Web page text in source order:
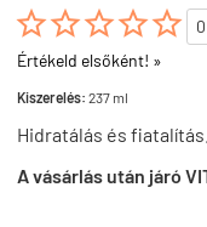

0
Értékeld elsőként! »
Kiszerelés: 237 ml
Hidratálás és fiatalítás.
A vásárlás után járó